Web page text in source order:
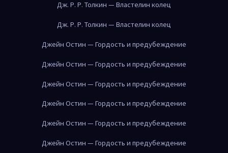
Дж. Р. Р. Толкин — Властелин колец
Дж. Р. Р. Толкин — Властелин колец
Джейн Остин — Гордость и предубеждение
Джейн Остин — Гордость и предубеждение
Джейн Остин — Гордость и предубеждение
Джейн Остин — Гордость и предубеждение
Джейн Остин — Гордость и предубеждение
Джейн Остин — Гордость и предубеждение